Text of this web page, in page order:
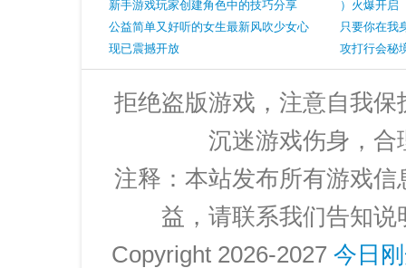
新手游戏玩家创建角色中的技巧分享
公益简单又好听的女生最新风吹少女心
现已震撼开放
高端装备可
）火爆开启
只要你在我
攻打行会秘
拒绝盗版游戏，注意自我
沉迷游戏伤身，合
注释：本站发布所有游戏
益，请联系我们告知
Copyright 2026-2027 今日